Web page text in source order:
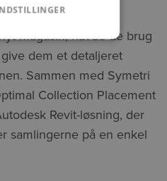
flytte deres
magasin, havde de brug
dem et detaljeret
Sammen med Symetri
Collection Placement
Revit-løsning, der
samlingerne på en enkel